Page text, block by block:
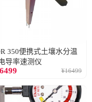
350便携式土壤水分温
导率速测仪
¥16499